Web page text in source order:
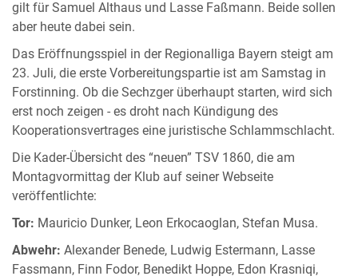
gilt für Samuel Althaus und Lasse Faßmann. Beide sollen
aber heute dabei sein.
Das Eröffnungsspiel in der Regionalliga Bayern steigt am
23. Juli, die erste Vorbereitungspartie ist am Samstag in
Forstinning. Ob die Sechzger überhaupt starten, wird sich
erst noch zeigen - es droht nach Kündigung des
Kooperationsvertrages eine juristische Schlammschlacht.
Die Kader-Übersicht des “neuen” TSV 1860, die am
Montagvormittag der Klub auf seiner Webseite
veröffentlichte:
Tor: Mauricio Dunker, Leon Erkocaoglan, Stefan Musa.
Abwehr: Alexander Benede, Ludwig Estermann, Lasse
Fassmann, Finn Fodor, Benedikt Hoppe, Edon Krasniqi,